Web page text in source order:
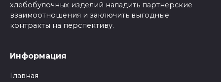
хлебобулочных изделий наладить партнерские
взаимоотношения и заключить выгодные
контракты на перспективу.
Информация
Главная